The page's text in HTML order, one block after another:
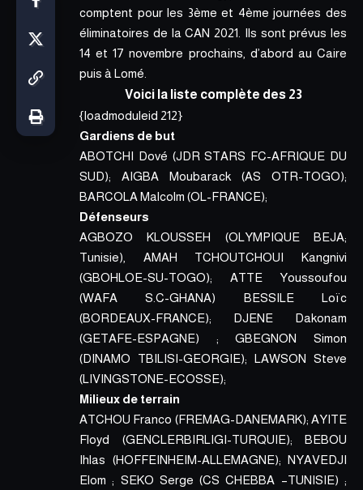
comptent pour les 3ème et 4ème journées des
éliminatoires de la CAN 2021. Ils sont prévus les
14 et 17 novembre prochains, d’abord au Caire
puis à Lomé.
Voici la liste complète des 23
{loadmoduleid 212}
Gardiens de but
ABOTCHI Dové (JDR STARS FC-AFRIQUE DU
SUD); AIGBA Moubarack (AS OTR-TOGO);
BARCOLA Malcolm (OL-FRANCE);
Défenseurs
AGBOZO KLOUSSEH (OLYMPIQUE BEJA;
Tunisie), AMAH TCHOUTCHOUI Kangnivi
(GBOHLOE-SU-TOGO); ATTE Youssoufou
(WAFA S.C-GHANA) BESSILE Loïc
(BORDEAUX-FRANCE); DJENE Dakonam
(GETAFE-ESPAGNE) ; GBEGNON Simon
(DINAMO TBILISI-GEORGIE); LAWSON Steve
(LIVINGSTONE-ECOSSE);
Milieux de terrain
ATCHOU Franco (FREMAG-DANEMARK); AYITE
Floyd (GENCLERBIRLIGI-TURQUIE); BEBOU
Ihlas (HOFFEINHEIM-ALLEMAGNE); NYAVEDJI
Elom ; SEKO Serge (CS CHEBBA –TUNISIE) ;